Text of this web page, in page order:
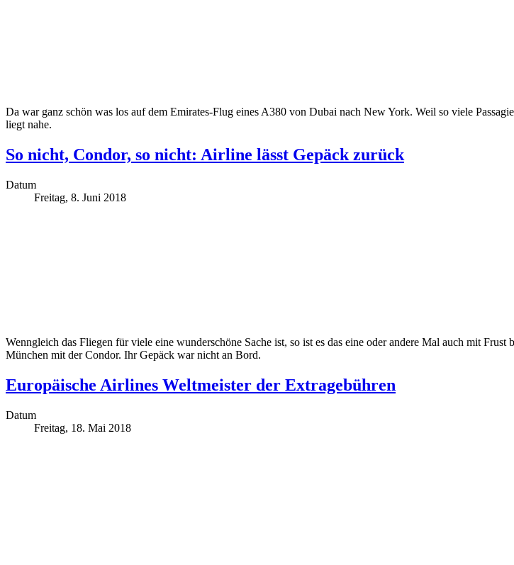
Da war ganz schön was los auf dem Emirates-Flug eines A380 von Dubai nach New York. Weil so viele
liegt nahe.
So nicht, Condor, so nicht: Airline lässt Gepäck zurück
Datum
Freitag, 8. Juni 2018
Wenngleich das Fliegen für viele eine wunderschöne Sache ist, so ist es das eine oder andere Mal auch mit
München mit der Condor. Ihr Gepäck war nicht an Bord.
Europäische Airlines Weltmeister der Extragebühren
Datum
Freitag, 18. Mai 2018